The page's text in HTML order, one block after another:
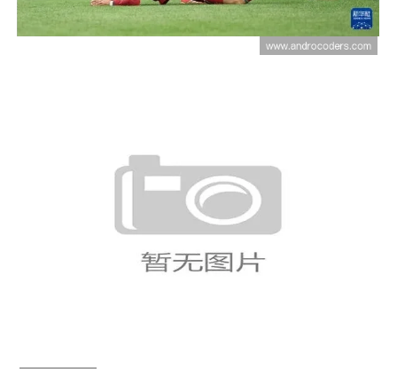
美国队小组赛总结：东道主头名
晋级淘汰赛